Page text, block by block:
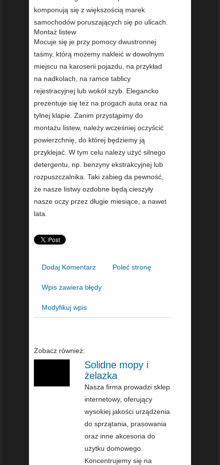
komponują się z większością marek
samochodów poruszających się po ulicach.
Montaż listew
Mocuje się je przy pomocy dwustronnej
taśmy, którą możemy nakleić w dowolnym
miejscu na karoserii pojazdu, na przykład
na nadkolach, na ramce tablicy
rejestracyjnej lub wokół szyb. Elegancko
prezentuje się też na progach auta oraz na
tylnej klapie. Zanim przystąpimy do
montażu listew, należy wcześniej oczyścić
powierzchnię, do której będziemy ją
przyklejać. W tym celu należy użyć silnego
detergentu, np. benzyny ekstrakcyjnej lub
rozpuszczalnika. Taki zabieg da pewność,
że nasze listwy ozdobne będą cieszyły
nasze oczy przez długie miesiące, a nawet
lata.
Dodaj Komentarz Poleć stronę
Wpis zawiera błędy
Modyfikuj wpis
Zobacz również:
Solidne mopy i
żelazka
Nasza firma prowadzi sklep
internetowy, oferujący
wysokiej jakości urządzenia
do sprzątania, prasowania
oraz inne akcesoria do
użytku domowego.
Koncentrujemy się na